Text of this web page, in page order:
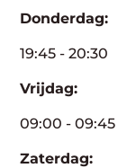
Donderdag:
19:45 - 20:30
Vrijdag:
09:00 - 09:45
Zaterdag: